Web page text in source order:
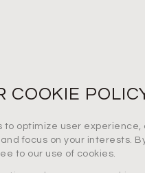
COOKIE
to optimize user experience,
focus on your interests.
to our use of cookies.